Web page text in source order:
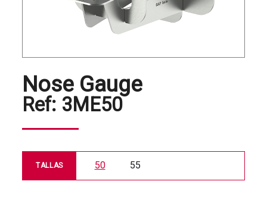
Nose Gauge
Ref: 3ME50
TALLAS 50 55